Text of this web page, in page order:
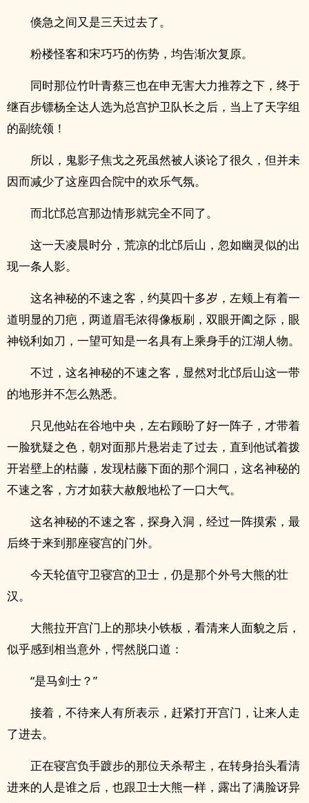
倏急之间又是三天过去了。
粉楼怪客和宋巧巧的伤势，均告渐次复原。
同时那位竹叶青蔡三也在申无害大力推荐之下，终于
继百步镖杨全达人选为总宫护卫队长之后，当上了天字组
的副统领！
所以，鬼影子焦戈之死虽然被人谈论了很久，但并未
因而减少了这座四合院中的欢乐气氛。
而北邙总宫那边情形就完全不同了。
这一天凌晨时分，荒凉的北邙后山，忽如幽灵似的出
现一条人影。
这名神秘的不速之客，约莫四十多岁，左颊上有着一
道明显的刀疤，两道眉毛浓得像板刷，双眼开阖之际，眼
神锐利如刀，一望可知是一名具有上乘身手的江湖人物。
不过，这名神秘的不速之客，显然对北邙后山这一带
的地形并不怎么熟悉。
只见他站在谷地中央，左右顾盼了好一阵子，才带着
一脸犹疑之色，朝对面那片悬岩走了过去，直到他试着拨
开岩壁上的枯藤，发现枯藤下面的那个洞口，这名神秘的
不速之客，方才如获大赦般地松了一口大气。
这名神秘的不速之客，探身入洞，经过一阵摸索，最
后终于来到那座寝宫的门外。
今天轮值守卫寝宫的卫士，仍是那个外号大熊的壮
汉。
大熊拉开宫门上的那块小铁板，看清来人面貌之后，
似乎感到相当意外，愕然脱口道：
“是马剑士？”
接着，不待来人有所表示，赶紧打开宫门，让来人走
了进去。
正在寝宫负手踱步的那位天杀帮主，在转身抬头看清
进来的人是谁之后，也跟卫士大熊一样，露出了满脸讶异